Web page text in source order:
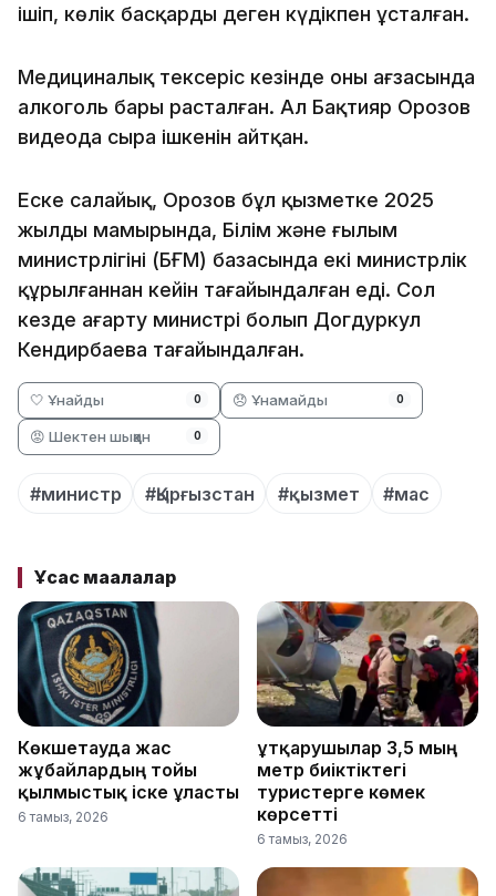
ішіп, көлік басқарды деген күдікпен ұсталған.
Медициналық тексеріс кезінде оның ағзасында
алкоголь бары расталған. Ал Бақтияр Орозов
видеода сыра ішкенін айтқан.
Еске салайық, Орозов бұл қызметке 2025
жылдың мамырында, Білім және ғылым
министрлігінің (БҒМ) базасында екі министрлік
құрылғаннан кейін тағайындалған еді. Сол
кезде ағарту министрі болып Догдуркул
Кендирбаева тағайындалған.
🤍 Ұнайды 0 😞 Ұнамайды 0
😡 Шектен шыққан 0
#министр #Қырғызстан #қызмет #мас
Ұқсас мақалалар
Көкшетауда жас
жұбайлардың тойы
қылмыстық іске ұласты
6 тамыз, 2026
Құтқарушылар 3,5 мың
метр биіктіктегі
туристерге көмек
көрсетті
6 тамыз, 2026